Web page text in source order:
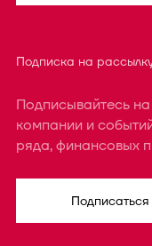
Подписка на
Подписывайтесь
компании и
ряда, финансовых